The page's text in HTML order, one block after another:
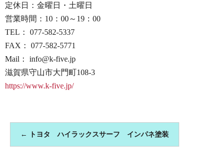
定休日：金曜日・土曜日
営業時間：10：00～19：00
TEL： 077-582-5337
FAX： 077-582-5771
Mail： info@k-five.jp
滋賀県守山市大門町108-3
https://www.k-five.jp/
← トヨタ ハイラックスサーフ インパネ塗装